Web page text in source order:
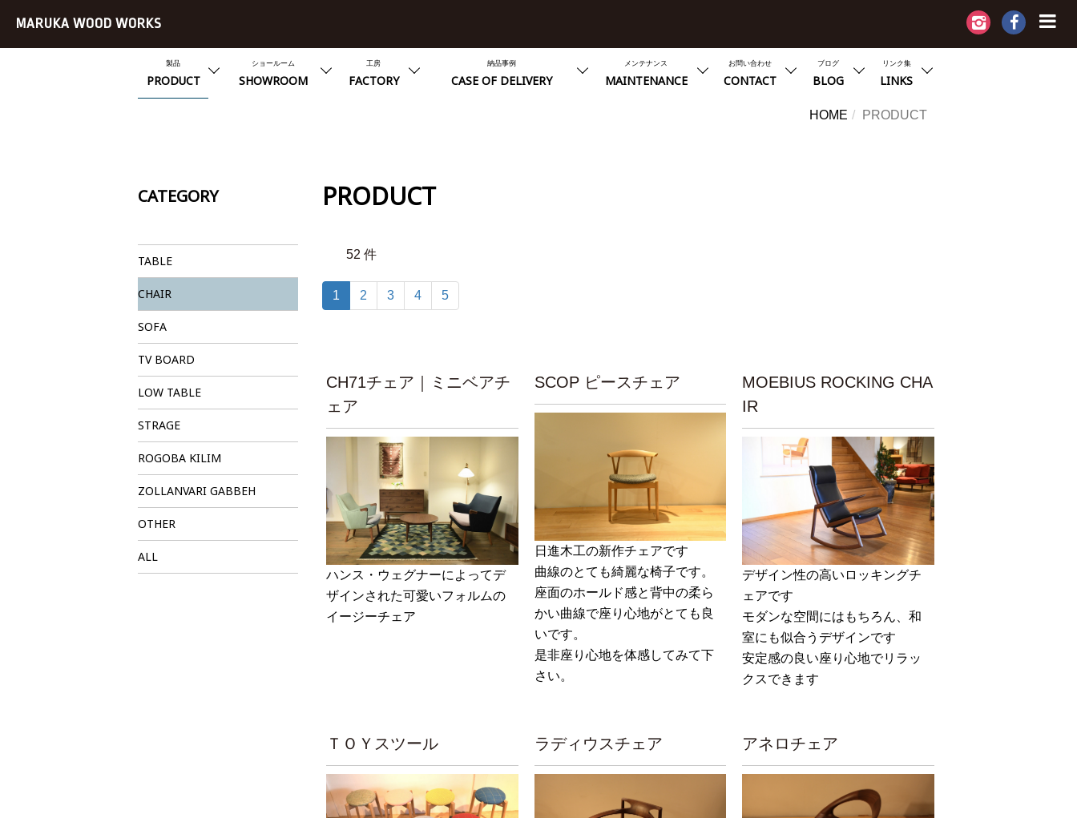
MARUKA WOOD WORKS
製品
PRODUCT
ショールーム
SHOWROOM
工房
FACTORY
納品事例
CASE OF DELIVERY
メンテナンス
MAINTENANCE
お問い合わせ
CONTACT
ブログ
BLOG
リンク集
LINKS
HOME PRODUCT
PRODUCT
52 件
1
u
n
t)
2 3 4 5
CH71チェア｜ミニベアチ
ェア
ハンス・ウェグナーによってデ
ザインされた可愛いフォルムの
イージーチェア
SCOP ピースチェア
日進木工の新作チェアです
曲線のとても綺麗な椅子です。
座面のホールド感と背中の柔ら
かい曲線で座り心地がとても良
いです。
是非座り心地を体感してみて下
さい。
MOEBIUS ROCKING CHA
IR
デザイン性の高いロッキングチ
ェアです
モダンな空間にはもちろん、和
室にも似合うデザインです
安定感の良い座り心地でリラッ
クスできます
ＴＯＹスツール ラディウスチェア アネロチェア
CATEGORY
TABLE
CHAIR
SOFA
TV BOARD
LOW TABLE
STRAGE
ROGOBA KILIM
ZOLLANVARI GABBEH
OTHER
ALL